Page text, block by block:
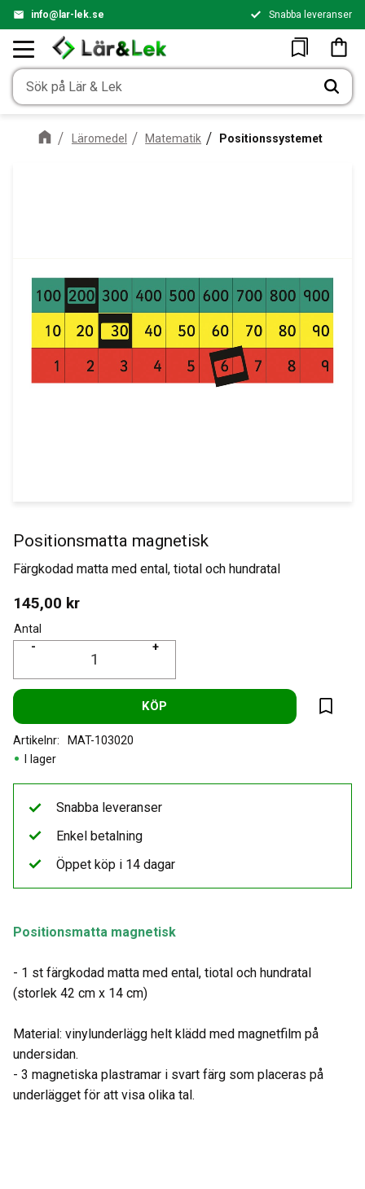
info@lar-lek.se Snabba leveranser
Favoriter
Läromedel Matematik Positionssystemet
Positionsmatta magnetisk
Färgkodad matta med ental, tiotal och hundratal
145,00 kr
Antal
+
-
KÖP
Lägg
I lager
Artikelnr MAT-103020
Positionsmatta magnetisk
- 1 st färgkodad matta med ental, tiotal och hundratal
(storlek 42 cm x 14 cm)
Material: vinylunderlägg helt klädd med magnetfilm på
undersidan.
- 3 magnetiska plastramar i svart färg som placeras på
underlägget för att visa olika tal.
Snabba leveranser
Enkel betalning
Öppet köp i 14 dagar